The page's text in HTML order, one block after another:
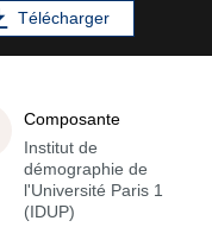
Télécharger
Composante
Institut de
démographie de
l'Université Paris 1
(IDUP)